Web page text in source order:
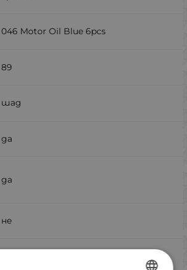
046 Motor Oil Blue 6pcs
89
шад
да
да
не